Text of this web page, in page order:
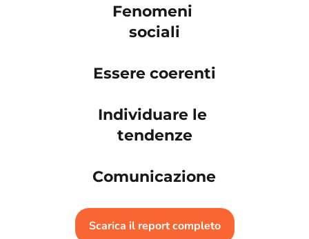
Fenomeni
sociali
Essere coerenti
Individuare le
tendenze
Comunicazione
Scarica il report completo